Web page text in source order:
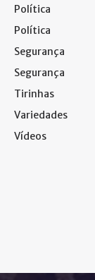
Política
Política
Segurança
Segurança
Tirinhas
Variedades
Vídeos